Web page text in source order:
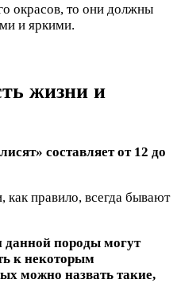
окрасов, то они должны
и яркими.
жизни и
составляет от 12 до
как правило, всегда бывают
данной породы могут
к некоторым
можно назвать такие,